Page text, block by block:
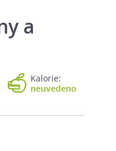
a
Kalorie:
neuvedeno